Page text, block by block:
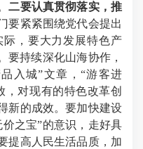
二要认真贯彻落实，推
要紧紧围绕党代会提出
，要大力发展特色产
要持续深化山海协作，
入城”文章，“游客进
，对现有的特色改革创
新的成效。要加快建设
之宝”的意识，走好具
提高人民生活品质，加